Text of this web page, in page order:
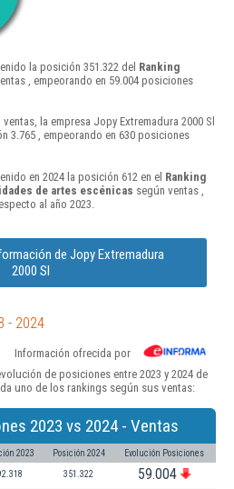
la posición 351.322 del Ranking
, empeorando en 59.004 posiciones
ventas, la empresa Jopy Extremadura 2000 Sl
3.765 , empeorando en 630 posiciones
en 2024 la posición 612 en el Ranking
de artes escénicas según ventas ,
al año 2023.
de Jopy Extremadura
2000 Sl
- 2024
Información ofrecida por
de posiciones entre 2023 y 2024 de
uno de los rankings según sus ventas:
2023 vs 2024 - Ventas
2023 Posición 2024 Evolución Posiciones
351.322 59.004